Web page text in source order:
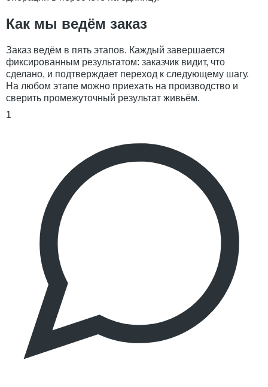
Как мы ведём заказ
Заказ ведём в пять этапов. Каждый завершается
фиксированным результатом: заказчик видит, что
сделано, и подтверждает переход к следующему шагу.
На любом этапе можно приехать на производство и
сверить промежуточный результат живьём.
1